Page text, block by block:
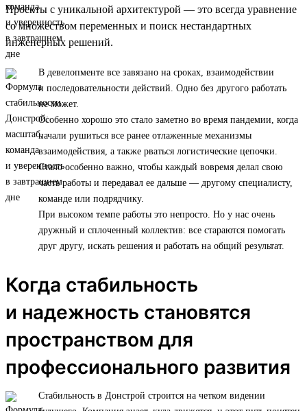
Проекты с уникальной архитектурой — это всегда уравнение
со множеством переменных и поиск нестандартных
инженерных решений.
В девелопменте все завязано на сроках, взаимодействии
и последовательности действий. Одно без другого работать
не может.
Особенно хорошо это стало заметно во время пандемии, когда
начали рушиться все ранее отлаженные механизмы
взаимодействия, а также рваться логистические цепочки.
Стало особенно важно, чтобы каждый вовремя делал свою
часть работы и передавал ее дальше — другому специалисту,
команде или подрядчику.
При высоком темпе работы это непросто. Но у нас очень
дружный и сплоченный коллектив: все стараются помогать
друг другу, искать решения и работать на общий результат.
Когда стабильность
и надежность становятся
пространством для
профессионального развития
Стабильность в Донстрой строится на четком видении